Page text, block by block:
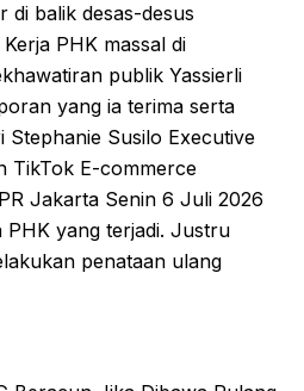
di balik desas-desus
PHK massal di
publik Yassierli
yang ia terima serta
Stephanie Susilo Executive
TikTok E-commerce
Jakarta Senin 6 Juli 2026
PHK yang terjadi. Justru
penataan ulang